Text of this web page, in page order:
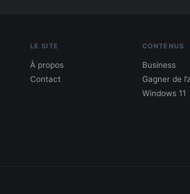
LE SITE
À propos
Contact
CONTENUS
Business
Gagner de
Windows 11